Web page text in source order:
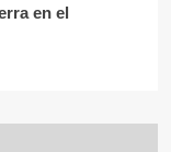
en el